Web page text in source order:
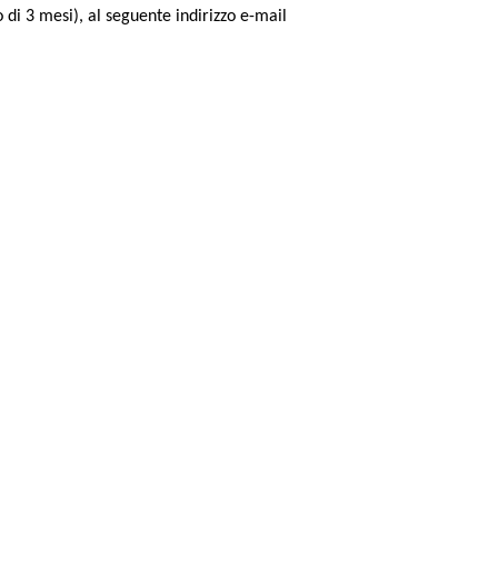
3 mesi), al seguente indirizzo e-mail